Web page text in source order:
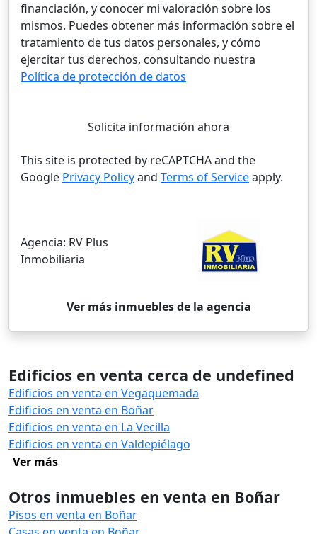
financiación, y conocer mi valoración sobre los
mismos. Puedes obtener más información sobre el
tratamiento de tus datos personales, y cómo
ejercitar tus derechos, consultando nuestra
Política de protección de datos
Solicita información ahora
This site is protected by reCAPTCHA and the
Google Privacy Policyand Terms of Serviceapply.
Agencia: RV Plus
Inmobiliaria
Ver más inmuebles de la agencia
Edificios en venta cerca de undefined
Edificios en venta en Vegaquemada
Edificios en venta en Boñar
Edificios en venta en La Vecilla
Edificios en venta en Valdepiélago
Ver más
Otros inmuebles en venta en Boñar
Pisos en venta en Boñar